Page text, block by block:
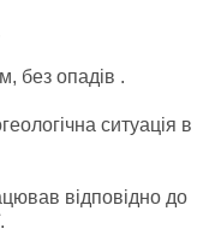
без опадів .
ситуація в
відповідно до